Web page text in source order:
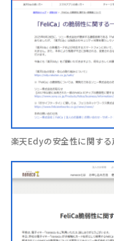
楽天Edyの安全性に関する